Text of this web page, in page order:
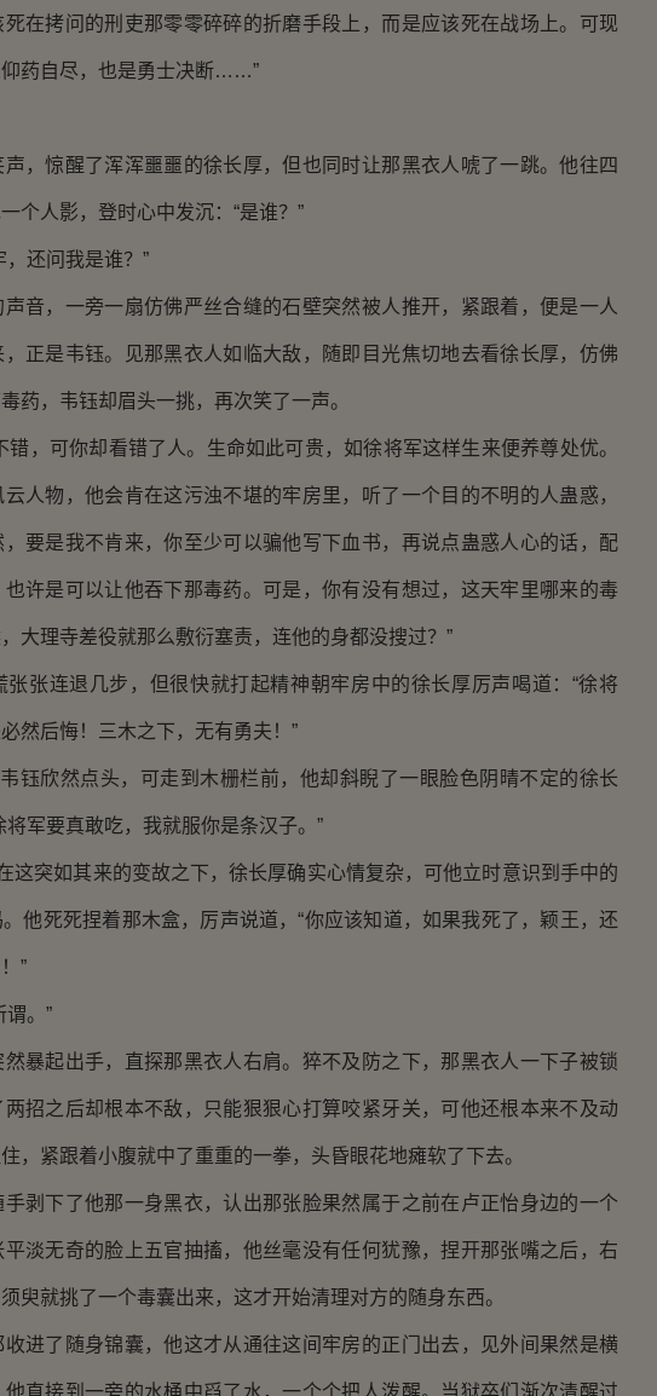
在拷问的刑吏那零零碎碎的折磨手段上，而是应该死在战场上。可现
药自尽，也是勇士决断……”
惊醒了浑浑噩噩的徐长厚，但也同时让那黑衣人唬了一跳。他往四
个人影，登时心中发沉：“是谁？”
还问我是谁？”
，一旁一扇仿佛严丝合缝的石壁突然被人推开，紧跟着，便是一人
正是韦钰。见那黑衣人如临大敌，随即目光焦切地去看徐长厚，仿佛
药，韦钰却眉头一挑，再次笑了一声。
，可你却看错了人。生命如此可贵，如徐将军这样生来便养尊处优。
人物，他会肯在这污浊不堪的牢房里，听了一个目的不明的人蛊惑，
要是我不肯来，你至少可以骗他写下血书，再说点蛊惑人心的话，配
许是可以让他吞下那毒药。可是，你有没有想过，这天牢里哪来的毒
大理寺差役就那么敷衍塞责，连他的身都没搜过？”
连退几步，但很快就打起精神朝牢房中的徐长厚厉声喝道：“徐将
然后悔！三木之下，无有勇夫！”
欣然点头，可走到木栅栏前，他却斜睨了一眼脸色阴晴不定的徐长
将军要真敢吃，我就服你是条汉子。”
突如其来的变故之下，徐长厚确实心情复杂，可他立时意识到手中的
他死死捏着那木盒，厉声说道，“你应该知道，如果我死了，颖王，还
”
。”
起出手，直探那黑衣人右肩。猝不及防之下，那黑衣人一下子被锁
招之后却根本不敌，只能狠狠心打算咬紧牙关，可他还根本来不及动
，紧跟着小腹就中了重重的一拳，头昏眼花地瘫软了下去。
下了他那一身黑衣，认出那张脸果然属于之前在卢正怡身边的一个
淡无奇的脸上五官抽搐，他丝毫没有任何犹豫，捏开那张嘴之后，右
臾就挑了一个毒囊出来，这才开始清理对方的随身东西。
了随身锦囊，他这才从通往这间牢房的正门出去，见外间果然是横
直接到一旁的水桶中舀了水，一个个把人泼醒。当狱卒们渐次清醒过